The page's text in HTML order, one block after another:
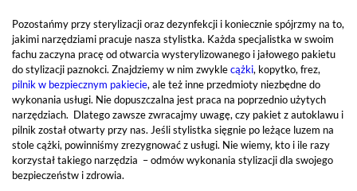
Pozostańmy przy sterylizacji oraz dezynfekcji i koniecznie spójrzmy na to,
jakimi narzędziami pracuje nasza stylistka. Każda specjalistka w swoim
fachu zaczyna pracę od otwarcia wysterylizowanego i jałowego pakietu
do stylizacji paznokci. Znajdziemy w nim zwyklecążki, kopytko, frez,
pilnik w bezpiecznym pakiecie, ale też inne przedmioty niezbędne do
wykonania usługi. Nie dopuszczalna jest praca na poprzednio użytych
narzędziach. Dlatego zawsze zwracajmy uwagę, czy pakiet z autoklawu i
pilnik został otwarty przy nas. Jeśli stylistka sięgnie po leżące luzem na
stole cążki, powinniśmy zrezygnować z usługi. Nie wiemy, kto i ile razy
korzystał takiego narzędzia – odmów wykonania stylizacji dla swojego
bezpieczeństw i zdrowia.